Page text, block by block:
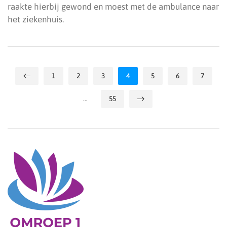
raakte hierbij gewond en moest met de ambulance naar
het ziekenhuis.
1 2 3 4 5 6 7
… 55